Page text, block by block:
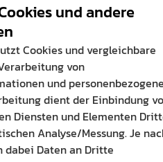
Treffen
Ab 16:00
und andere
Cookies und vergleichbare
von
und
dient der Einbindung
Diensten und Elementen
Analyse/Messung. Je
dabei Daten an Dritte